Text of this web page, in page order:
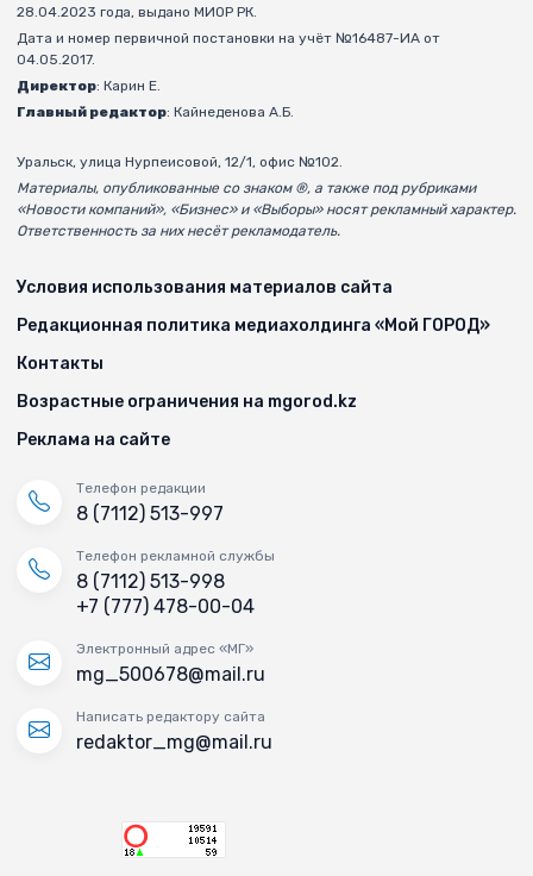
28.04.2023 года, выдано МИОР РК.
Дата и номер первичной постановки на учёт №16487-ИА от
04.05.2017.
Директор: Карин Е.
Главный редактор: Кайнеденова А.Б.
Уральск, улица Нурпеисовой, 12/1, офис №102.
Материалы, опубликованные со знаком ®, а также под рубриками
«Новости компаний», «Бизнес» и «Выборы» носят рекламный характер.
Ответственность за них несёт рекламодатель.
Условия использования материалов сайта
Редакционная политика медиахолдинга «Мой ГОРОД»
Контакты
Возрастные ограничения на mgorod.kz
Реклама на сайте
Телефон редакции
8 (7112) 513-997
Телефон рекламной службы
8 (7112) 513-998
+7 (777) 478-00-04
Электронный адрес «МГ»
mg_500678@mail.ru
Написать редактору сайта
redaktor_mg@mail.ru